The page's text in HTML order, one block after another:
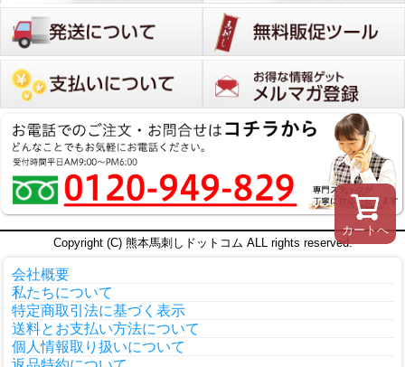
カートへ
Copyright (C) 熊本馬刺しドットコム ALL rights reserved.
会社概要
私たちについて
特定商取引法に基づく表示
送料とお支払い方法について
個人情報取り扱いについて